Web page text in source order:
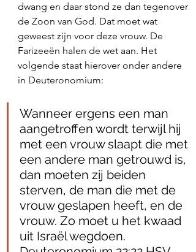
dwang en daar stond ze dan tegenover
de Zoon van God. Dat moet wat
geweest zijn voor deze vrouw. De
Farizeeën halen de wet aan. Het
volgende staat hierover onder andere
in Deuteronomium:
Wanneer ergens een man
aangetroffen wordt terwijl hij
met een vrouw slaapt die met
een andere man getrouwd is,
dan moeten zij beiden
sterven, de man die met de
vrouw geslapen heeft, en de
vrouw. Zo moet u het kwaad
uit Israël wegdoen.